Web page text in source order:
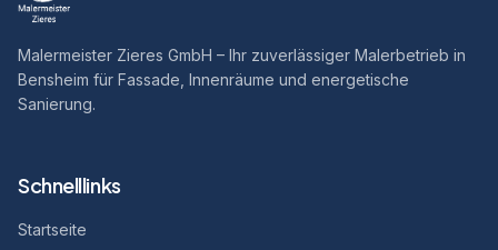
Malermeister Zieres GmbH – Ihr zuverlässiger Malerbetrieb in
Bensheim für Fassade, Innenräume und energetische
Sanierung.
Schnelllinks
Startseite